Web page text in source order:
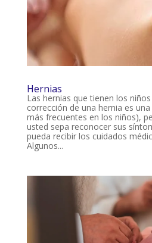
Hernias
Las hernias que tienen los
corrección de una hernia es
más frecuentes en los niños),
usted sepa reconocer sus
pueda recibir los cuidados
Algunos...